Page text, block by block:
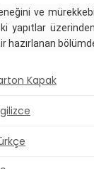
ve
yapıtlar
Kapak